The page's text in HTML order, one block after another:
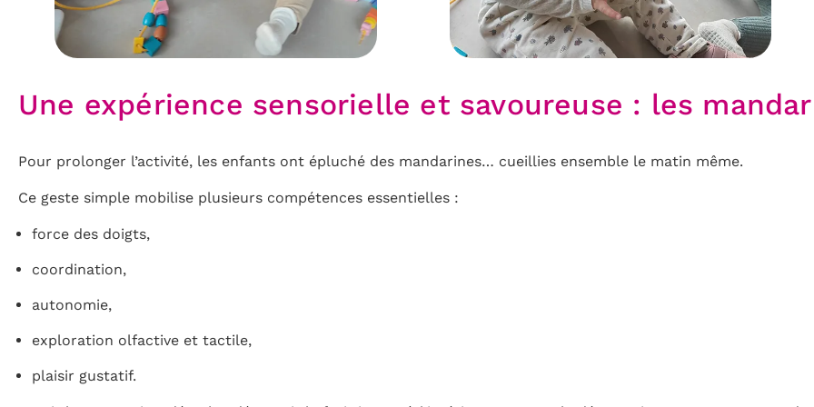
Une expérience sensorielle et savoureuse : les
Pour prolonger l’activité, les enfants ont épluché des mandarines… cueillies ensemble le matin même.
Ce geste simple mobilise plusieurs compétences essentielles :
force des doigts,
coordination,
autonomie,
exploration olfactive et tactile,
plaisir gustatif.